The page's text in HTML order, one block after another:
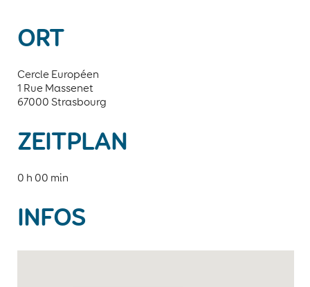
ORT
Cercle Européen
1 Rue Massenet
67000 Strasbourg
ZEITPLAN
0 h 00 min
INFOS